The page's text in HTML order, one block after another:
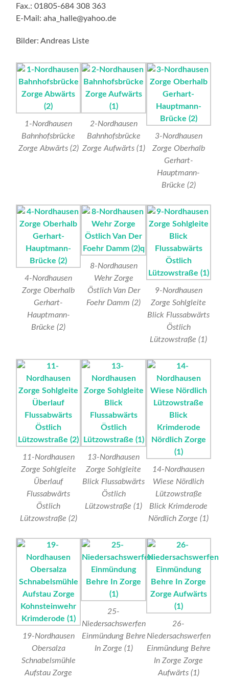
Fax.: 01805-684 308 363
E-Mail: aha_halle@yahoo.de
Bilder: Andreas Liste
1-Nordhausen
Bahnhofsbrücke
Zorge Abwärts (2)
2-Nordhausen
Bahnhofsbrücke
Zorge Aufwärts (1)
3-Nordhausen
Zorge Oberhalb
Gerhart-
Hauptmann-
Brücke (2)
4-Nordhausen
Zorge Oberhalb
Gerhart-
Hauptmann-
Brücke (2)
8-Nordhausen
Wehr Zorge
Östlich Van Der
Foehr Damm (2)
9-Nordhausen
Zorge Sohlgleite
Blick Flussabwärts
Östlich
Lützowstraße (1)
11-Nordhausen
Zorge Sohlgleite
Überlauf
Flussabwärts
Östlich
Lützowstraße (2)
13-Nordhausen
Zorge Sohlgleite
Blick Flussabwärts
Östlich
Lützowstraße (1)
14-Nordhausen
Wiese Nördlich
Lützowstraße
Blick Krimderode
Nördlich Zorge (1)
19-Nordhausen
Obersalza
Schnabelsmühle
Aufstau Zorge
25-
Niedersachswerfen
Einmündung Behre
In Zorge (1)
26-
Niedersachswerfen
Einmündung Behre
In Zorge Zorge
Aufwärts (1)